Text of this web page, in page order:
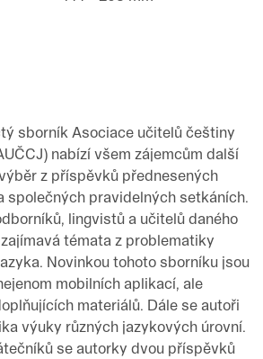
sborník Asociace učitelů češtiny
nabízí všem zájemcům další
z příspěvků přednesených
společných pravidelných setkáních.
lingvistů a učitelů daného
témata z problematiky
Novinkou tohoto sborníku jsou
mobilních aplikací, ale
materiálů. Dále se autoři
výuky různých jazykových úrovní.
se autorky dvou příspěvků